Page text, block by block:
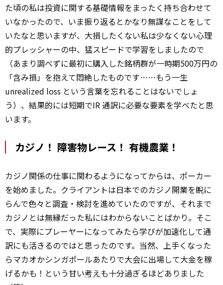
た頃の私は投資に関する基礎情報をまったく持ち合わせて
いなかったので、いま振り返るとかなり無謀なことをして
いたなと思いますが、大損したくない私は少なくない心理
的プレッシャーの中、猛スピードで学習をしましたので
（あまり調べずに最初に購入した銘柄群が一時期500万円の
「含み損」を抱えて悶絶したものです……もう一生
unrealized loss という言葉を忘れることはないでしょ
う）、結果的には短期でIR 通訳に必要な要素を学べたと思
います。
カジノ！ 障害物レース！ 有機農業！
カジノ関係の仕事に関わるようになってからは、ポーカー
を始めました。クライアントは日本でのカジノ開業を睨に
らんで色々と調査・検討を進めていたのですが、それまで
カジノとは無縁だった私にはわからないことばかり。そこ
で、実際にプレーヤーになってみたら学びが加速化して通
訳にも活きるのではと思ったのです。当然、上手くなった
らマカオかシンガポールあたりで大会に出場して大金を稼
げるかも！という甘い考えも十分過ぎるほどありました